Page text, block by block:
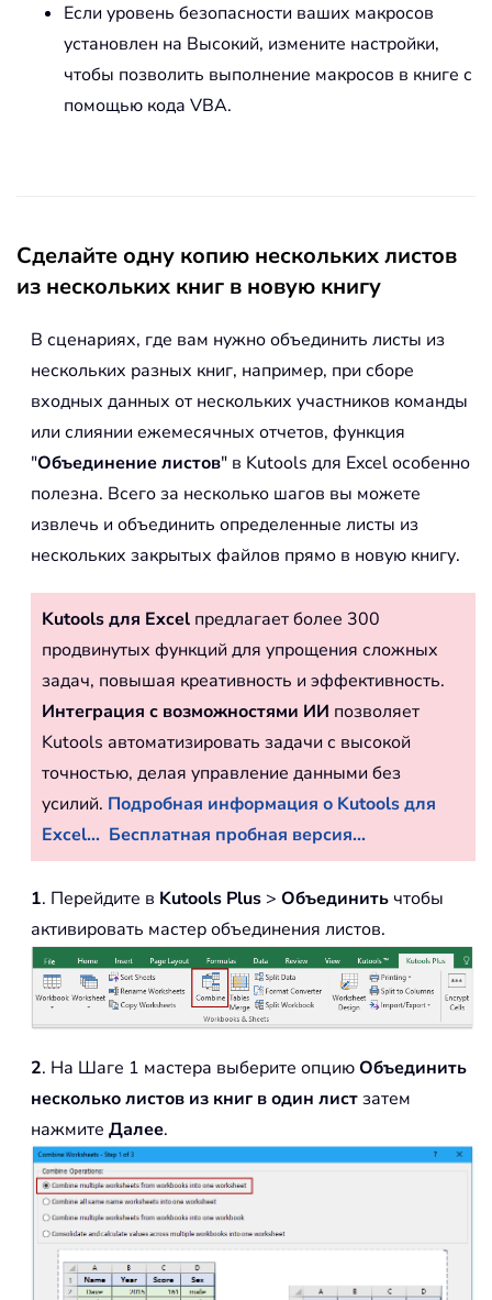
Если уровень безопасности ваших макросов
установлен на Высокий, измените настройки,
чтобы позволить выполнение макросов в книге с
помощью кода VBA.
Сделайте одну копию нескольких листов
из нескольких книг в новую книгу
В сценариях, где вам нужно объединить листы из
нескольких разных книг, например, при сборе
входных данных от нескольких участников команды
или слиянии ежемесячных отчетов, функция
"Объединение листов" в Kutools для Excel особенно
полезна. Всего за несколько шагов вы можете
извлечь и объединить определенные листы из
нескольких закрытых файлов прямо в новую книгу.
Kutools для Excel предлагает более 300
продвинутых функций для упрощения сложных
задач, повышая креативность и эффективность.
Интеграция с возможностями ИИ позволяет
Kutools автоматизировать задачи с высокой
точностью, делая управление данными без
усилий. Подробная информация о Kutools для
Excel... Бесплатная пробная версия...
1. Перейдите в Kutools Plus > Объединить чтобы
активировать мастер объединения листов.
2. На Шаге 1 мастера выберите опциюОбъединить
несколько листов из книг в один листзатем
нажмите Далее.